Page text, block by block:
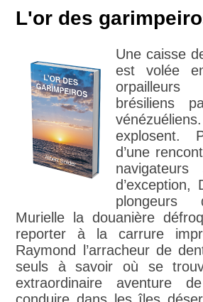
L'or des
Une caisse
est volée
brésiliens
explosent.
d’une
d’exception,
plongeurs
Murielle la douanière
reporter à la carrure
Raymond l’arracheur de
seuls à savoir où se
extraordinaire aventure